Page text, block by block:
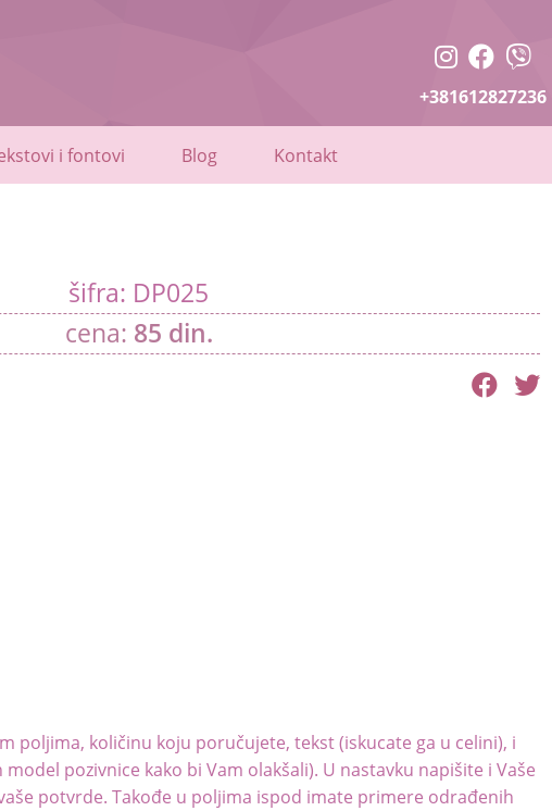
+381612827236
i fontovi Blog Kontakt
šifra: DP025
cena: 85 din.
poljima, količinu koju poručujete, tekst (iskucate ga u celini), i
pozivnice kako bi Vam olakšali). U nastavku napišite i Vaše
potvrde. Takođe u poljima ispod imate primere odrađenih